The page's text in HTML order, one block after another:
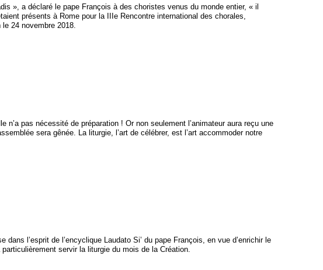
», a déclaré le pape François à des choristes venus du monde entier, « il
présents à Rome pour la IIIe Rencontre international des chorales,
24 novembre 2018.
n’a pas nécessité de préparation ! Or non seulement l’animateur aura reçu une
sera gênée. La liturgie, l’art de célébrer, est l’art accommoder notre
l’esprit de l’encyclique Laudato Si’ du pape François, en vue d’enrichir le
servir la liturgie du mois de la Création.